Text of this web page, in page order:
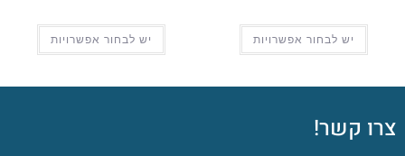
יש לבחור אפשרויות יש לבחור אפשרויות
צרו קשר!